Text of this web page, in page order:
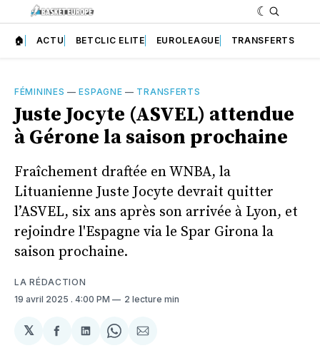
🏠 ACTU BETCLIC ELITE EUROLEAGUE TRANSFERTS
FÉMININES —ESPAGNE — TRANSFERTS
Juste Jocyte (ASVEL) attendue
à Gérone la saison prochaine
Fraîchement draftée en WNBA, la
Lituanienne Juste Jocyte devrait quitter
l’ASVEL, six ans après son arrivée à Lyon, et
rejoindre l'Espagne via le Spar Girona la
saison prochaine.
LA RÉDACTION
19 avril 2025 . 4:00 PM 2 lecture min
𝕏
PartagerPartager
SharePartager